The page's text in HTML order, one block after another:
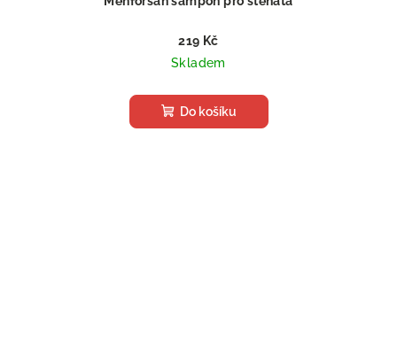
219 Kč
Skladem
Do košíku